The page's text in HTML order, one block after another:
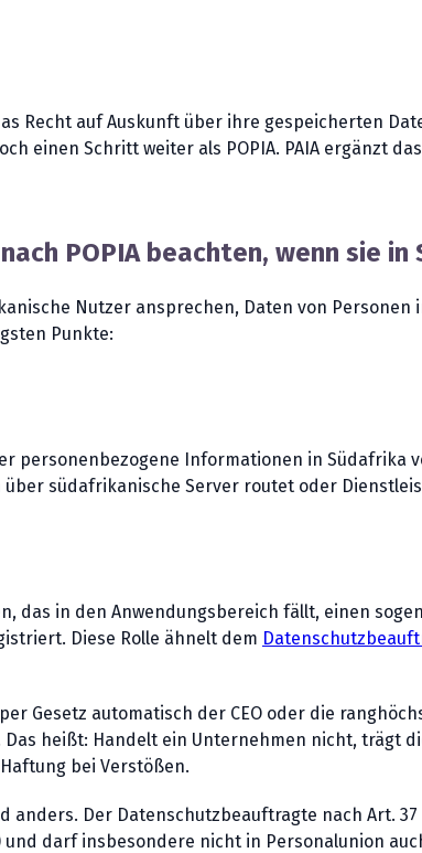
Recht auf Auskunft über ihre gespeicherten
einen Schritt weiter als POPIA. PAIA
POPIA beachten, wenn sie
Nutzer ansprechen, Daten von
Punkte:
personenbezogene Informationen in
südafrikanische Server routet oder
das in den Anwendungsbereich fällt, einen
Diese Rolle ähnelt dem
Gesetz automatisch der CEO oder die
Das heißt: Handelt ein Unternehmen nicht,
bei Verstößen.
anders. Der Datenschutzbeauftragte nach Art.
und darf insbesondere nicht in Personalunion